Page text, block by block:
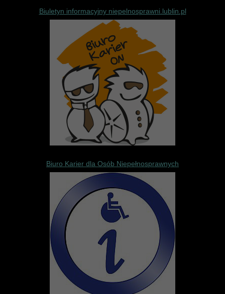
Internetowy Biuletyn Informacyjny
Biuro Karier dla osób
Biuletyn informacyjny niepelnosprawni.lublin.pl
Biuro Karier dla Osób Niepełnosprawnych